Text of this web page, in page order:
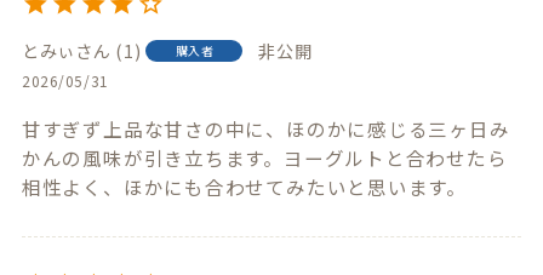
とみぃ 1 購入者 非公開
2026/05/31
甘すぎず上品な甘さの中に、ほのかに感じる三ヶ日み
かんの風味が引き立ちます。ヨーグルトと合わせたら
相性よく、ほかにも合わせてみたいと思います。